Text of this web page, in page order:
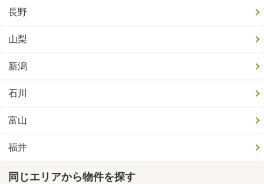
長野
山梨
新潟
石川
富山
福井
同じエリアから物件を探す